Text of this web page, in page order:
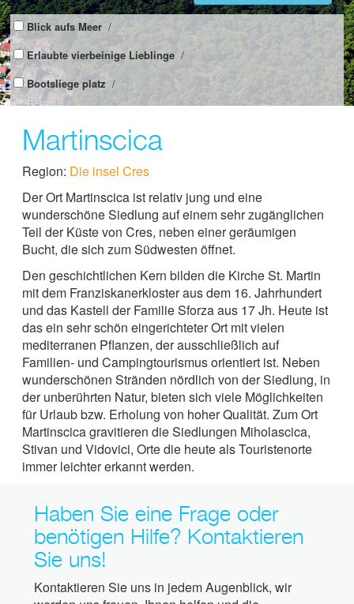
Blick aufs Meer /
Erlaubte vierbeinige Lieblinge /
Bootsliege platz/
Martinscica
Region: Die insel Cres
Der Ort Martinscica ist relativ jung und eine
wunderschöne Siedlung auf einem sehr zugänglichen
Teil der Küste von Cres, neben einer geräumigen
Bucht, die sich zum Südwesten öffnet.
Den geschichtlichen Kern bilden die Kirche St. Martin
mit dem Franziskanerkloster aus dem 16. Jahrhundert
und das Kastell der Familie Sforza aus 17 Jh. Heute ist
das ein sehr schön eingerichteter Ort mit vielen
mediterranen Pflanzen, der ausschließlich auf
Familien- und Campingtourismus orientiert ist. Neben
wunderschönen Stränden nördlich von der Siedlung, in
der unberührten Natur, bieten sich viele Möglichkeiten
für Urlaub bzw. Erholung von hoher Qualität. Zum Ort
Martinscica gravitieren die Siedlungen Miholascica,
Stivan und Vidovici, Orte die heute als Touristenorte
immer leichter erkannt werden.
Haben Sie eine Frage oder
benötigen Hilfe? Kontaktieren
Sie uns!
Kontaktieren Sie uns in jedem Augenblick, wir